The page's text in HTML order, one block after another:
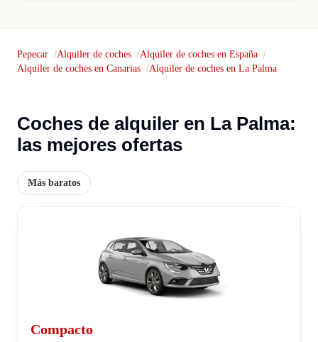
Pepecar Alquiler de coches
Alquiler de coches en España
Alquiler de coches en Canarias
Alquiler de coches en La Palma
Coches de alquiler en La Palma:
las mejores ofertas
Más baratos
Compacto